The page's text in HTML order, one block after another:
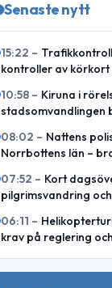
Senaste nytt
15:22 –
kontroller av
10:58 – Kiruna i
stadsomvandlingen
08:02 – Nattens
Norrbottens län –
07:52 – Kort
pilgrimsvandring
06:11 –
krav på reglering